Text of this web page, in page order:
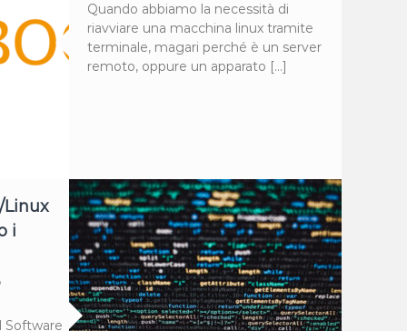
Quando abbiamo la necessità di
riavviare una macchina linux tramite
terminale, magari perché è un server
remoto, oppure un apparato […]
Linux
i
Software